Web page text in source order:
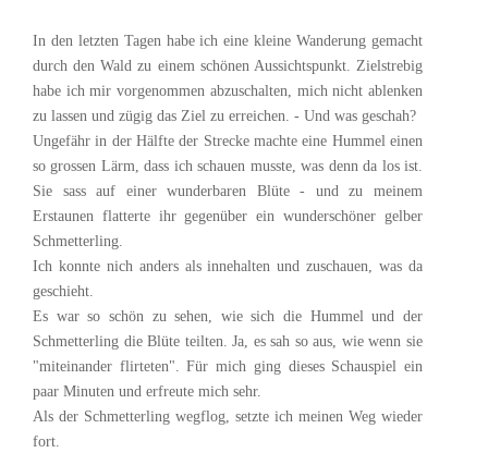
In den letzten Tagen habe ich eine kleine Wanderung gemacht
durch den Wald zu einem schönen Aussichtspunkt. Zielstrebig
habe ich mir vorgenommen abzuschalten, mich nicht ablenken
zu lassen und zügig das Ziel zu erreichen. - Und was geschah?
Ungefähr in der Hälfte der Strecke machte eine Hummel einen
so grossen Lärm, dass ich schauen musste, was denn da los ist.
Sie sass auf einer wunderbaren Blüte - und zu meinem
Erstaunen flatterte ihr gegenüber ein wunderschöner gelber
Schmetterling.
Ich konnte nich anders als innehalten und zuschauen, was da
geschieht.
Es war so schön zu sehen, wie sich die Hummel und der
Schmetterling die Blüte teilten. Ja, es sah so aus, wie wenn sie
"miteinander flirteten". Für mich ging dieses Schauspiel ein
paar Minuten und erfreute mich sehr.
Als der Schmetterling wegflog, setzte ich meinen Weg wieder
fort.